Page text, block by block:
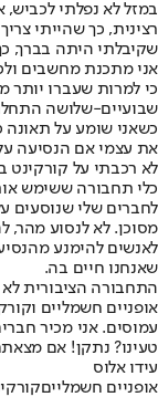
במזל לא נפלתי
רצינית, כך שהייתי
שקיבלתי היתה בברך,
אני מתכנת מחשבים
כי למרות שעברו יותר
שבועיים-שלושה
כשאני שומע על תאונה
את עצמי אם הנסיעה
לא רכבתי על קורקינט
כלי תחבורה ששימש
לחברים שלי שנוסעים
מסוכן. לא לנסוע מהר,
לאנשים להימנע
שאנחנו חיים בה.
התחבורה הציבורית
אופניים חשמליים
עמוסים. אני מכיר
טעינו? נתקן! אם
עידו אלוס
אופניים חשמליים